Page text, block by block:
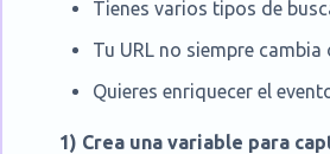
Tienes varios tipos de
Tu URL no siempre
Quieres enriquecer el
1) Crea una variable para